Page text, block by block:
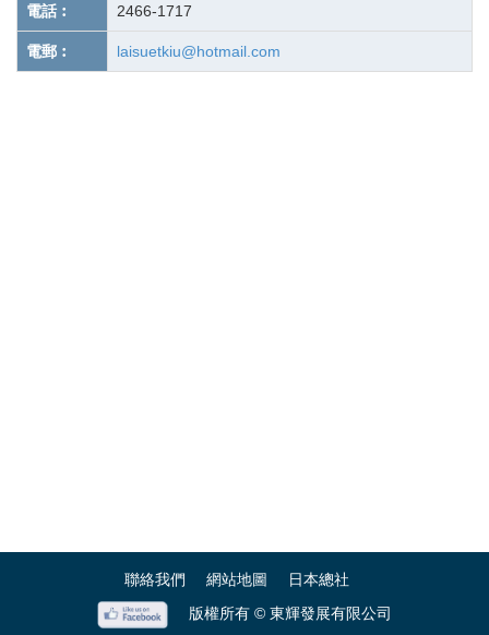
電話︰ 2466-1717
電郵︰ laisuetkiu@hotmail.com
聯絡我們 網站地圖
日本總社
版權所有 © 東輝發展有限公司